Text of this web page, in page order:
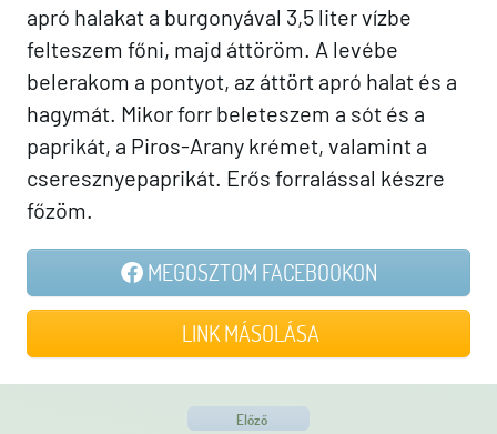
apró halakat a burgonyával 3,5 liter vízbe
felteszem főni, majd áttöröm. A levébe
belerakom a pontyot, az áttört apró halat és a
hagymát. Mikor forr beleteszem a sót és a
paprikát, a Piros-Arany krémet, valamint a
cseresznyepaprikát. Erős forralással készre
főzöm.
MEGOSZTOM FACEBOOKON
LINK MÁSOLÁSA
Előző